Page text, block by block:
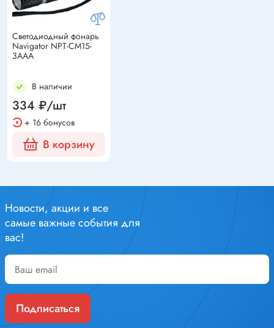
Светодиодный фонарь
Navigator NPT-CM15-
3AAA
В наличии
334 ₽/шт
+ 16 бонусов
В корзину
Новости, акции и все
самые важные события для
вас!
Подписаться